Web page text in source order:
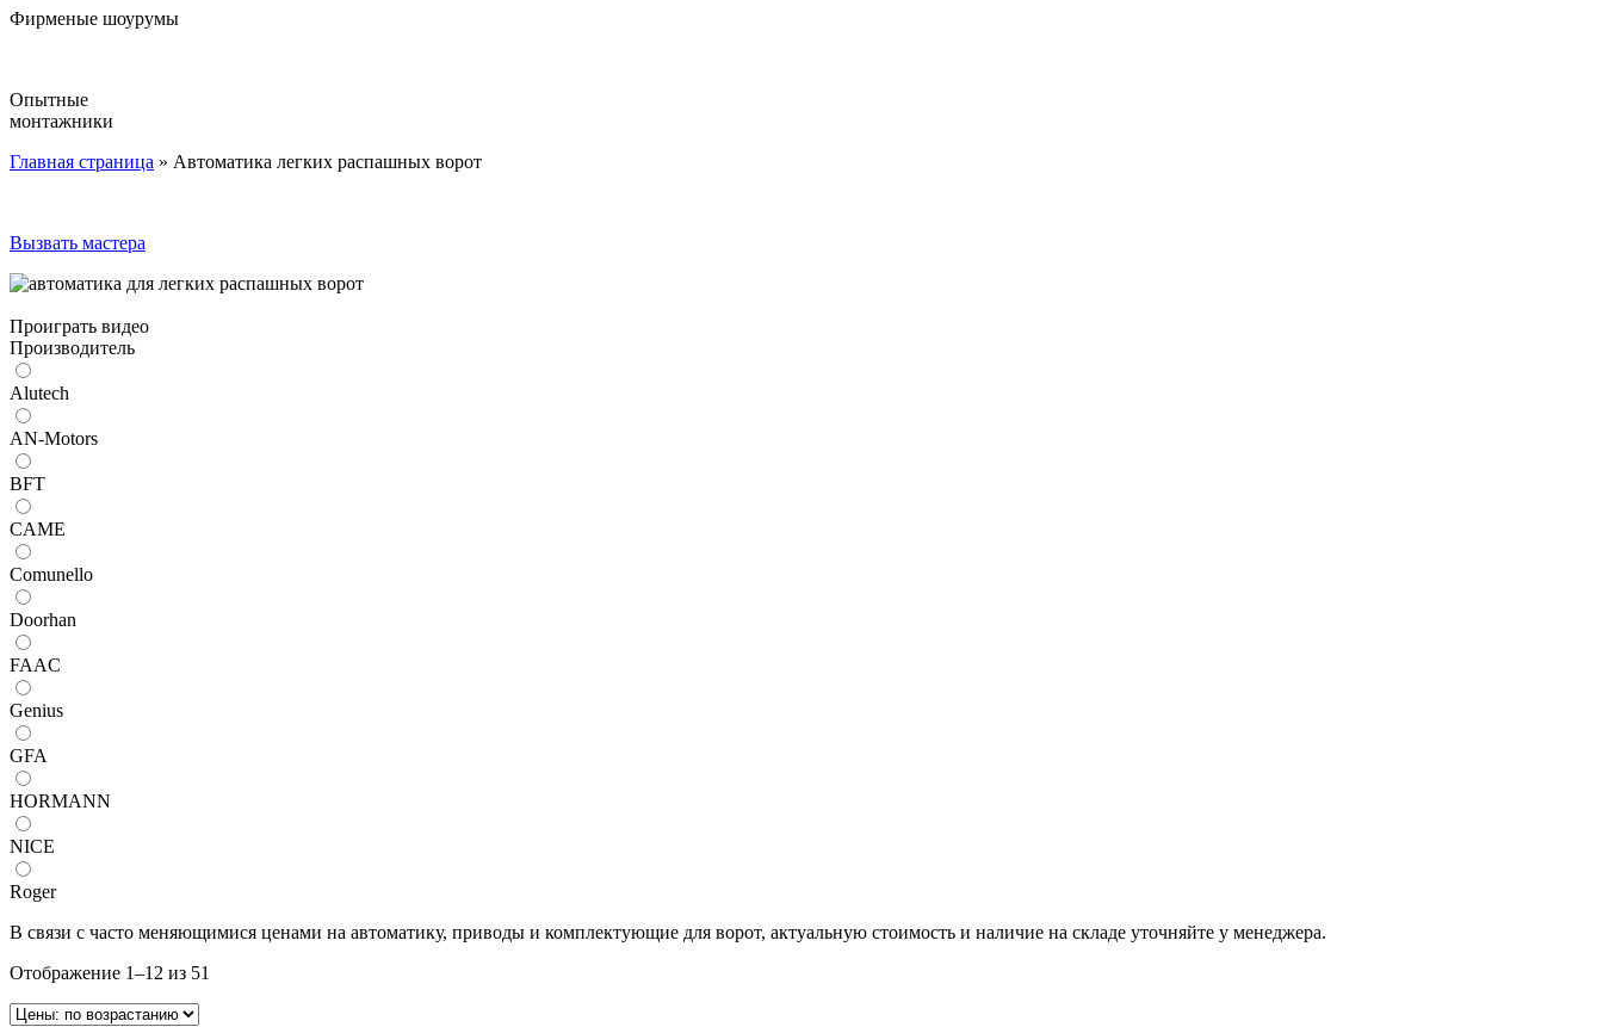
Фирменые шоурумы
Опытные
монтажники
Главная страница » Автоматика легких распашных ворот
Вызвать мастера
Проиграть видео
Производитель
Alutech
AN-Motors
BFT
CAME
Comunello
Doorhan
FAAC
Genius
GFA
HORMANN
NICE
Roger
В связи с часто меняющимися ценами на автоматику, приводы и комплектующие для ворот, актуальную стоимость и наличие на складе уточняйте у менеджера.
Отображение 1–12 из 51